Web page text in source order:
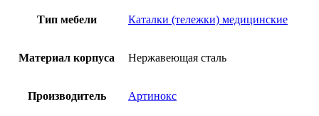
Тип мебели Каталки (тележки) медицинские
Материал корпуса Нержавеющая сталь
Производитель Артинокс